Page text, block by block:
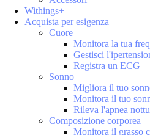
Withings+
Acquista per esigenza
Cuore
Monitora la tua
Gestisci
Registra un ECG
Sonno
Migliora il tuo
Monitora il tuo
Rileva l'apnea
Composizione corporea
Monitora il grasso